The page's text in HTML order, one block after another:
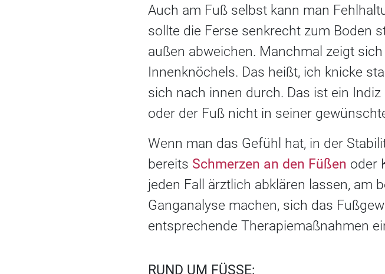
Auch am Fuß selbst kann man
sollte die Ferse senkrecht zum Boden
außen abweichen. Manchmal zeigt
Innenknöchels. Das heißt, ich knicke
sich nach innen durch. Das ist ein
oder der Fuß nicht in seiner
Wenn man das Gefühl hat, in der
bereits Schmerzen an den Füßen oder
jeden Fall ärztlich abklären lassen, am
Ganganalyse machen, sich das
entsprechende Therapiemaßnahmen
RUND UM FÜSSE: